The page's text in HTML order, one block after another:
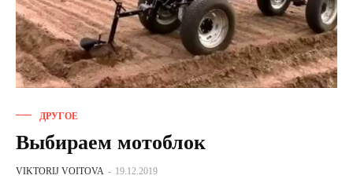
ДРУГОЕ
Выбираем мотоблок
VIKTORIJ VOITOVA - 19.12.2019